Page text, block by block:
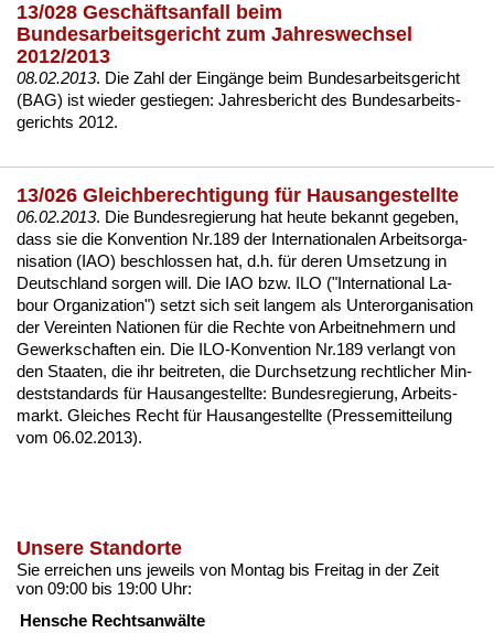
13/028 Geschäftsanfall beim
Bundesarbeitsgericht zum Jahreswechsel
2012/2013
08.02.2013. Die Zahl der Eingänge beim Bun­des­ar­beits­ge­richt
(BAG) ist wie­der ge­stie­gen: Jah­res­be­richt des Bun­des­ar­beits­
ge­richts 2012.
13/026 Gleichberechtigung für Hausangestellte
06.02.2013. Die Bun­des­re­gie­rung hat heu­te be­kannt ge­ge­ben,
dass sie die Kon­ven­ti­on Nr.189 der In­ter­na­tio­na­len Ar­beits­or­ga­
ni­sa­ti­on (IAO) be­schlos­sen hat, d.h. für de­ren Um­set­zung in
Deutsch­land sor­gen will. Die IAO bzw. ILO ("In­ter­na­tio­nal La­
bour Or­ga­niza­t­i­on") setzt sich seit lan­gem als Un­ter­or­ga­ni­sa­ti­on
der Ver­ein­ten Na­tio­nen für die Rech­te von Ar­beit­neh­mern und
Ge­werk­schaf­ten ein. Die ILO-Kon­ven­ti­on Nr.189 ver­langt von
den Staa­ten, die ihr bei­tre­ten, die Durch­set­zung recht­li­cher Min­
dest­stan­dards für Haus­an­ge­stell­te: Bun­des­re­gie­rung, Ar­beits­
markt. Glei­ches Recht für Haus­an­ge­stell­te (Pres­se­mit­tei­lung
vom 06.02.2013).
Unsere Standorte
Sie erreichen uns jeweils von Montag bis Freitag in der Zeit
von 09:00 bis 19:00 Uhr:
Hensche Rechtsanwälte